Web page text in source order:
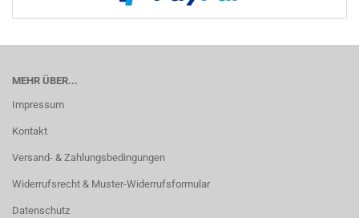
MEHR ÜBER...
Impressum
Kontakt
Versand- & Zahlungsbedingungen
Widerrufsrecht & Muster-Widerrufsformular
Datenschutz